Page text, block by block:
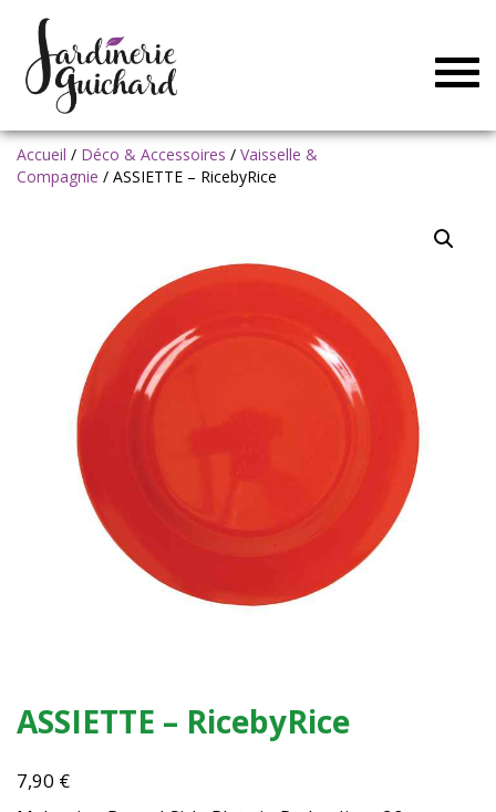
Accueil / Déco & Accessoires / Vaisselle &
Compagnie / ASSIETTE – RicebyRice
ASSIETTE – RicebyRice
7,90 €